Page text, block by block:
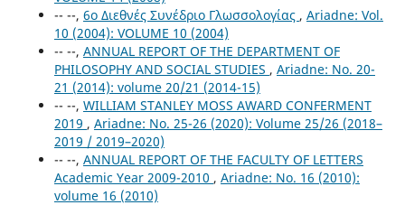
-- --, 6ο Διεθνές Συνέδριο Γλωσσολογίας , Ariadne: Vol.
10 (2004): VOLUME 10 (2004)
-- --, ANNUAL REPORT OF THE DEPARTMENT OF
PHILOSOPHY AND SOCIAL STUDIES , Ariadne: No. 20-
21 (2014): volume 20/21 (2014-15)
-- --, WILLIAM STANLEY MOSS AWARD CONFERMENT
2019 , Ariadne: No. 25-26 (2020): Volume 25/26 (2018–
2019 / 2019–2020)
-- --, ANNUAL REPORT OF ΤΗΕ FACULTY OF LETTERS
Academic Year 2009-2010 , Ariadne: No. 16 (2010):
volume 16 (2010)